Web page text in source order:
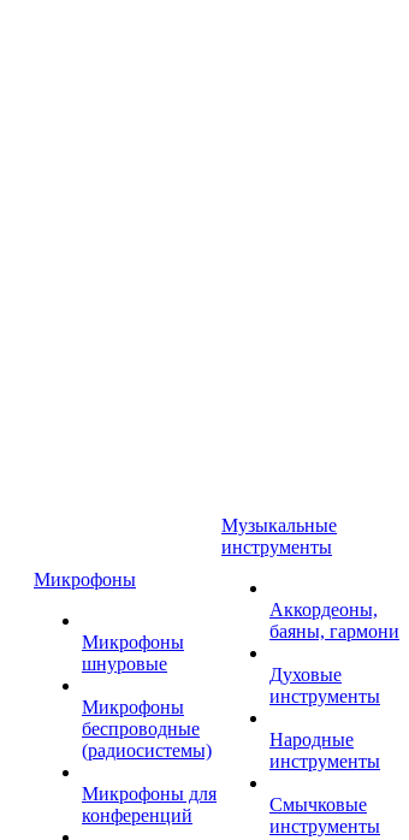
Микрофоны
Микрофоны
шнуровые
Микрофоны
беспроводные
(радиосистемы)
Микрофоны для
конференций
Музыкальные
инструменты
Аккордеоны,
баяны, гармони
Духовые
инструменты
Народные
инструменты
Смычковые
инструменты